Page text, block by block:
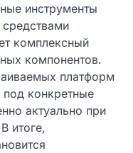
инструменты
комплексный
компонентов.
платформ
под конкретные
актуально при
итоге,